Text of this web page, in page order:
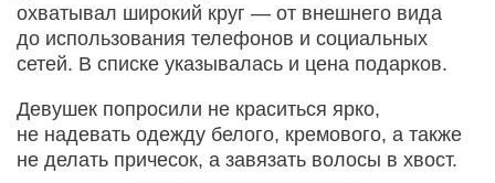
охватывал широкий круг — от внешнего вида
до использования телефонов и социальных
сетей. В списке указывалась и цена подарков.
Девушек попросили не краситься ярко,
не надевать одежду белого, кремового, а также
не делать причесок, а завязать волосы в хвост.